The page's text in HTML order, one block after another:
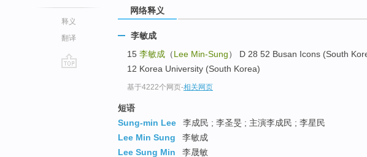
释义
翻译
网络释义
李敏成
15 李敏成 （Lee Min-Sung） D 28 52 Busan Icons (South
12 Korea University (South Korea)
基于4222个网页-相关网页
短语
Sung-min Lee
李成民 ; 李圣旻 ; 主演李成民 ; 李星民
Lee Min Sung
李敏成
Lee Sung Min
李晟敏